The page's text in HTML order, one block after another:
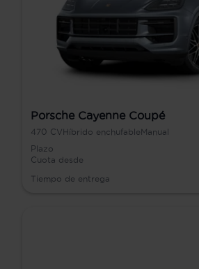
Porsche Cayenne Coupé
470 CV Híbrido enchufable Manual
Plazo
Cuota desde
Tiempo de entrega